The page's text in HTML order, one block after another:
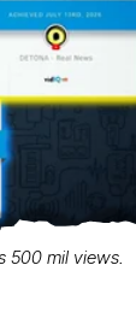
500 mil views.